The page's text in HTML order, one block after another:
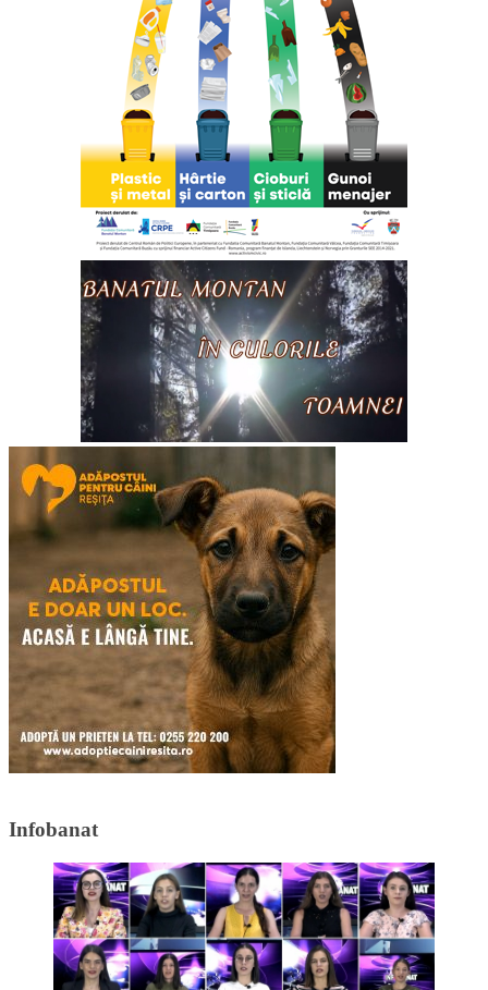
Infobanat